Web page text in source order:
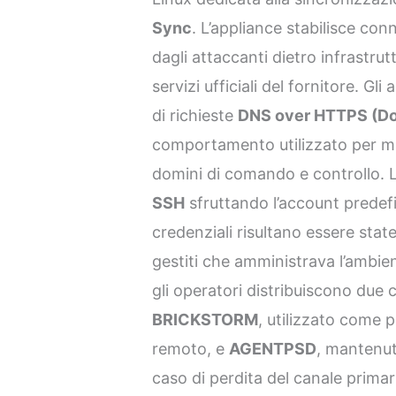
Sync. L’appliance stabilisce
dagli attaccanti dietro
servizi ufficiali del fornitore. Gli
di richieste DNS over HTTPS
comportamento utilizzato per
domini di comando e controllo.
SSH sfruttando l’account
credenziali risultano essere
gestiti che amministrava
gli operatori distribuiscono due
BRICKSTORM, utilizzato come
remoto, e AGENTPSD,
caso di perdita del canale